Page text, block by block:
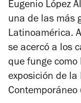
Eugenio López
una de las más
Latinoamérica.
se acercó a los
que funge
exposición de la
Contemporáneo